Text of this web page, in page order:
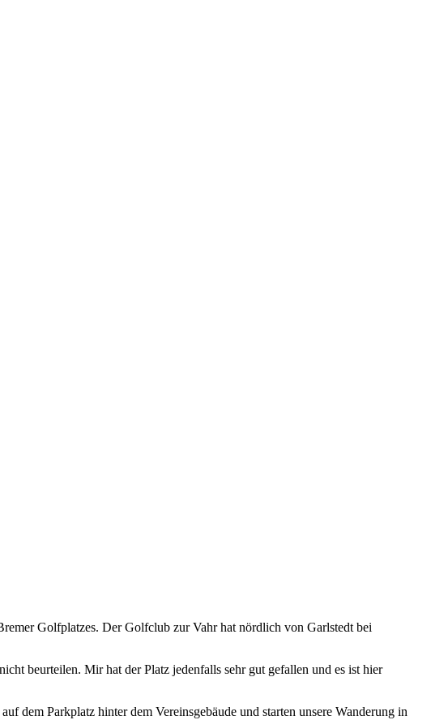
Golfplatzes. Der Golfclub zur Vahr hat nördlich von Garlstedt bei
beurteilen. Mir hat der Platz jedenfalls sehr gut gefallen und es ist hier
dem Parkplatz hinter dem Vereinsgebäude und starten unsere Wanderung in